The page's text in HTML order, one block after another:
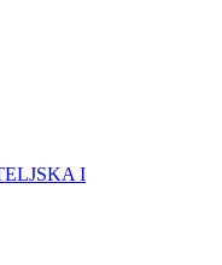
I